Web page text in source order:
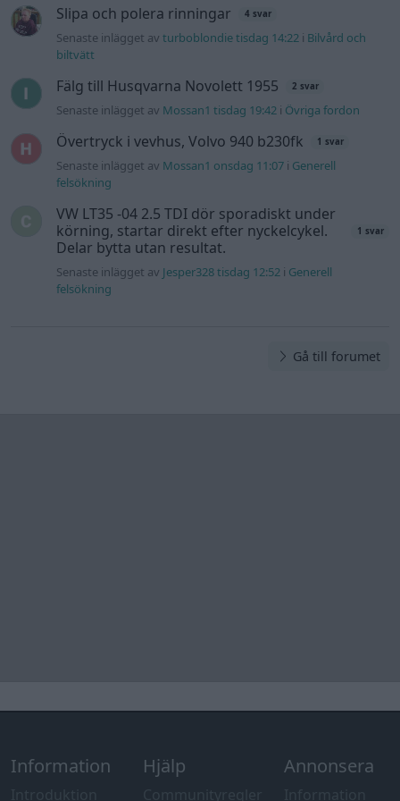
Slipa och polera rinningar 4 svar
Senaste inlägget avturboblondie tisdag 14:22 i Bilvård och
biltvätt
Fälg till Husqvarna Novolett 1955 2 svar
Senaste inlägget av Mossan1 tisdag 19:42 i Övriga fordon
Övertryck i vevhus, Volvo 940 b230fk 1 svar
Senaste inlägget av Mossan1 onsdag 11:07 i Generell
felsökning
VW LT35 -04 2.5 TDI dör sporadiskt under
körning, startar direkt efter nyckelcykel.
Delar bytta utan resultat.
1 svar
Senaste inlägget av Jesper328 tisdag 12:52 i Generell
felsökning
Gå till forumet
Information Hjälp Annonsera